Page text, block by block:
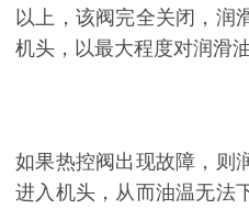
以上，该阀完全关闭，润
机头，以最大程度对润滑
如果热控阀出现故障，则
进入机头，从而油温无法